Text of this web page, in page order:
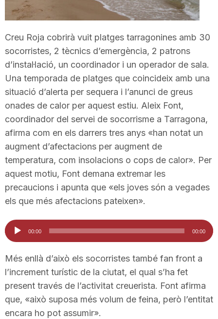
T
r
r
g
o
n
a
Creu Roja cobrirà vuit platges tarragonines amb 30
socorristes, 2 tècnics d’emergència, 2 patrons
d’instal·lació, un coordinador i un operador de sala.
Una temporada de platges que coincideix amb una
situació d’alerta per sequera i l’anunci de greus
onades de calor per aquest estiu. Aleix Font,
coordinador del servei de socorrisme a Tarragona,
afirma com en els darrers tres anys «han notat un
augment d’afectacions per augment de
temperatura, com insolacions o cops de calor». Per
aquest motiu, Font demana extremar les
precaucions i apunta que «els joves són a vegades
els que més afectacions pateixen».
Reproductor
d'àudio
00:00 00:00
Més enllà d’això els socorristes també fan front a
l’increment turístic de la ciutat, el qual s’ha fet
present través de l’activitat creuerista. Font afirma
que, «això suposa més volum de feina, però l’entitat
encara ho pot assumir».